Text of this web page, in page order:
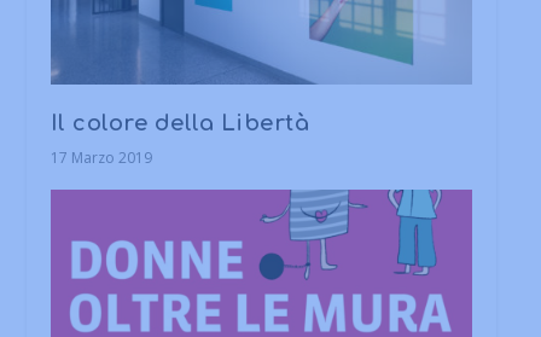
Il colore della Libertà
17 Marzo 2019